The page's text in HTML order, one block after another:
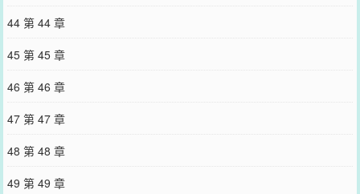
44 第 44 章
45 第 45 章
46 第 46 章
47 第 47 章
48 第 48 章
49 第 49 章